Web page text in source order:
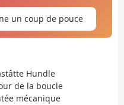
un coup de pouce
Hundle
de la boucle
mécanique